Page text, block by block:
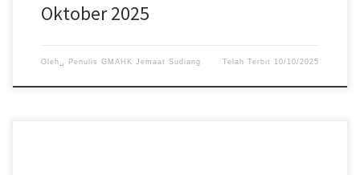
Oktober 2025
Oleh␣ Penulis GMAHK Jemaat Sudiang Telah Terbit 10/10/2025